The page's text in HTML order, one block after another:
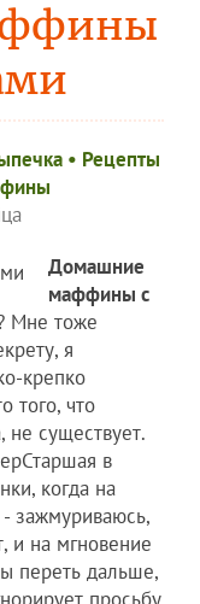
• Рецепты
Домашние
маффины с
Мне тоже
я
крепко
того, что
не существует.
в
когда на
- зажмуриваюсь,
и на мгновение
переть дальше,